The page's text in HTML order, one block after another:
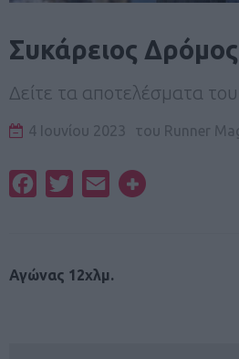
Συκάρειος
Δείτε τα αποτελέσματα
4 Ιουνίου 2023 του Runner
FacebookTwitterEmail
Αγώνας 12χλμ.